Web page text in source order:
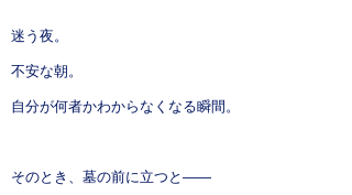
迷う夜。
不安な朝。
自分が何者かわからなくなる瞬間。
そのとき、墓の前に立つと——